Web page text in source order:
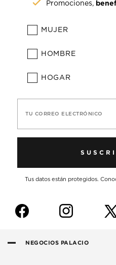
Promociones,
MUJER
HOMBRE
HOGAR
TU CORREO ELECTRÓNICO
Tus datos están protegidos.
f i
NEGOCIOS PALACIO